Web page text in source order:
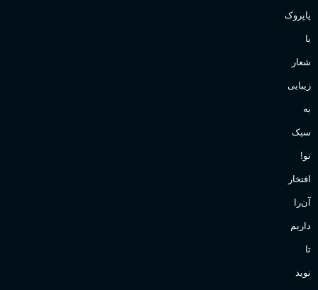
پاپروک
با
شعار
زیبایی
به
سبک
نو!
افتخار
آن‌را
داریم
تا
نوید